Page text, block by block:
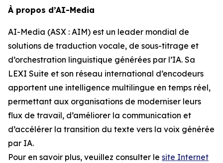
À propos d’AI-Media
AI-Media (ASX : AIM) est un leader mondial de
solutions de traduction vocale, de sous-titrage et
d’orchestration linguistique générées par l’IA. Sa
LEXI Suite et son réseau international d’encodeurs
apportent une intelligence multilingue en temps réel,
permettant aux organisations de moderniser leurs
flux de travail, d’améliorer la communication et
d’accélérer la transition du texte vers la voix générée
par IA.
Pour en savoir plus, veuillez consulter le site Internet